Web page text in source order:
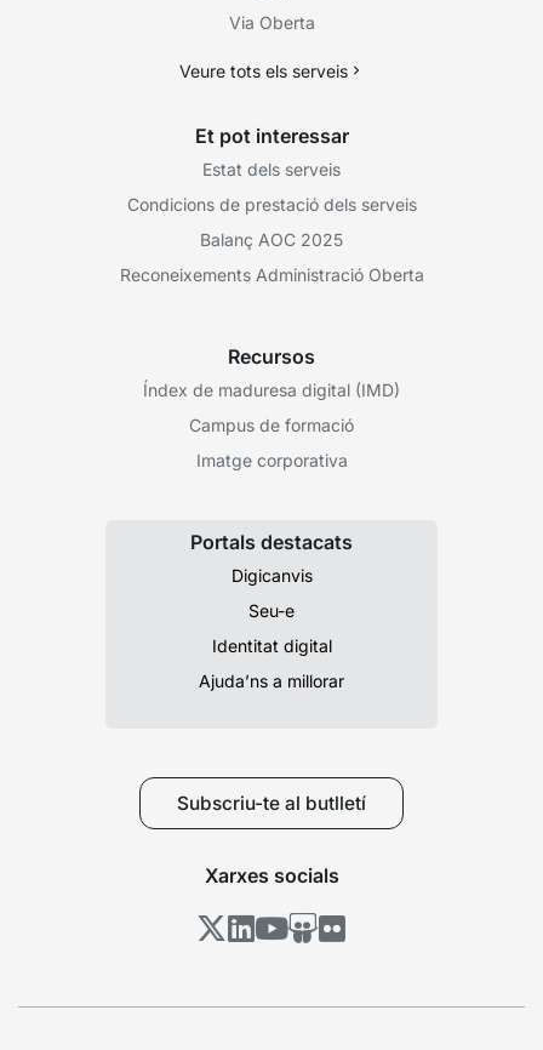
Via Oberta
Veure tots els serveis
Et pot interessar
Estat dels serveis
Condicions de prestació dels serveis
Balanç AOC 2025
Reconeixements Administració Oberta
Recursos
Índex de maduresa digital (IMD)
Campus de formació
Imatge corporativa
Portals destacats
Digicanvis
Seu-e
Identitat digital
Ajuda’ns a millorar
Subscriu-te al butlletí
Xarxes socials